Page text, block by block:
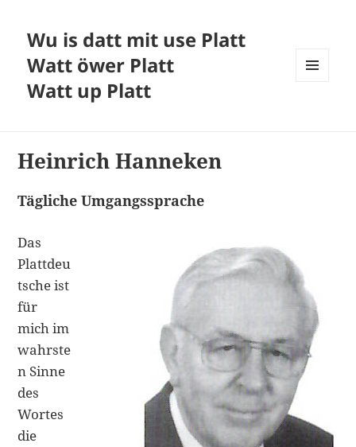
Wu is datt mit use Platt
Watt öwer Platt
Watt up Platt
Heinrich Hanneken
Tägliche Umgangssprache
Das
Plattdeu
tsche ist
für
mich im
wahrste
n Sinne
des
Wortes
die